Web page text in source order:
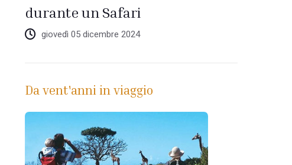
durante un Safari
giovedì 05 dicembre 2024
Da vent'anni in viaggio